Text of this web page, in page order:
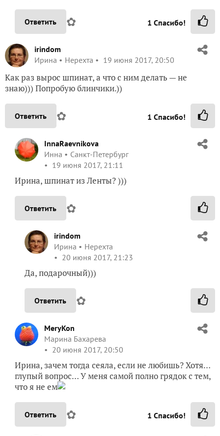
Ответить ✿ 1 Спасибо!
irindom
Ирина
Нерехта 19 июня 2017, 20:50
Как раз вырос шпинат, а что с ним делать — не
знаю))) Попробую блинчики.))
Ответить ✿ 1 Спасибо!
InnaRaevnikova
Инна
Санкт-Петербург
19 июня 2017, 21:11
Ирина, шпинат из Ленты? )))
Ответить ✿
irindom
Ирина
Нерехта
20 июня 2017, 21:23
Да, подарочный)))
Ответить ✿
MeryKon
Марина Бахарева
20 июня 2017, 20:50
Ирина, зачем тогда сеяла, если не любишь? Хотя…
глупый вопрос… У меня самой полно грядок с тем,
что я не ем
Ответить ✿ 1 Спасибо!